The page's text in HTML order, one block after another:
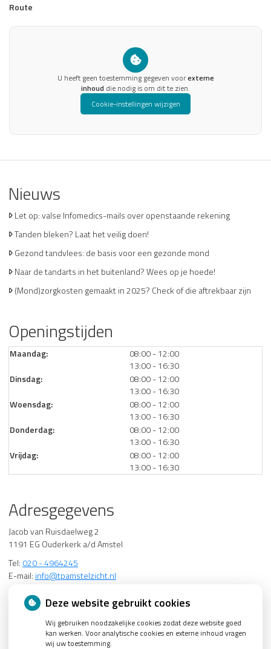
Route
U heeft geen toestemming gegeven voorexterne
inhoud die nodig is om dit te zien.
Cookie-instellingen wijzigen
Nieuws
Let op: valse Infomedics-mails over openstaande rekening
Tanden bleken? Laat het veilig doen!
Gezond tandvlees: de basis voor een gezonde mond
Naar de tandarts in het buitenland? Wees op je hoede!
(Mond)zorgkosten gemaakt in 2025? Check of die aftrekbaar zijn
Openingstijden
Maandag: 08:00tot
- 12:00
13:00tot
- 16:30
Dinsdag:
08:00tot
- 12:00
13:00tot
- 16:30
Woensdag:
08:00tot
- 12:00
13:00tot
- 16:30
Donderdag:
08:00tot
- 12:00
13:00tot
- 16:30
Vrijdag:
08:00tot
- 12:00
13:00tot
- 16:30
Adresgegevens
Jacob van Ruisdaelweg 2
1191 EG Ouderkerk a/d Amstel
Tel: 020 - 4964245
E-mail: info@tpamstelzicht.nl
Deze website gebruikt cookies
Wij gebruiken noodzakelijke cookies zodat deze website goed
kan werken. Voor analytische cookies en externe inhoud vragen
wij uw toestemming.